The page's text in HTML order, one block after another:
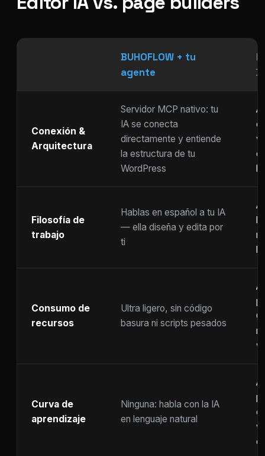
BUHOFLOW + tu
agente
Conexión &
Arquitectura
Servidor MCP nativo: tu
IA se conecta
directamente y entiende
la estructura de tu
WordPress
Filosofía de
trabajo
Hablas en español a tu IA
— ella diseña y edita por
ti
Consumo de
recursos
Ultra ligero, sin código
basura ni scripts pesados
Curva de
aprendizaje
Ninguna: habla con la IA
en lenguaje natural